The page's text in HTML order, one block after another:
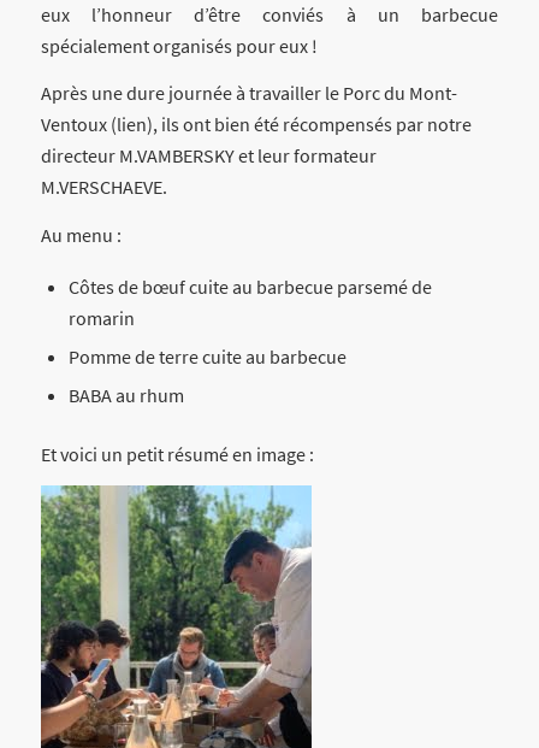
eux l’honneur d’être conviés à un barbecue
spécialement organisés pour eux !
Après une dure journée à travailler le Porc du Mont-
Ventoux (lien), ils ont bien été récompensés par notre
directeur M.VAMBERSKY et leur formateur
M.VERSCHAEVE.
Au menu :
Côtes de bœuf cuite au barbecue parsemé de
romarin
Pomme de terre cuite au barbecue
BABA au rhum
Et voici un petit résumé en image :